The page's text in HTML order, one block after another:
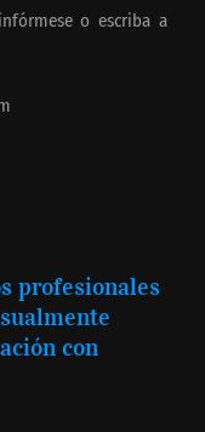
o escriba a
profesionales
con